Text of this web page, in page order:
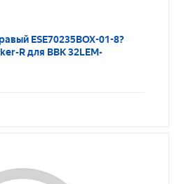
ESE70235BOX-01-8?
R для BBK 32LEM-